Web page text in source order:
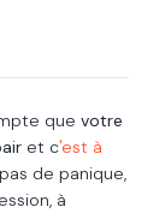
que votre
et c'est à
de panique,
à